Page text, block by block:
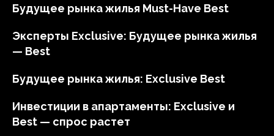
Будущее рынка жилья Must-Have Best
Эксперты Exclusive: Будущее рынка жилья
— Best
Будущее рынка жилья: Exclusive Best
Инвестиции в апартаменты: Exclusive и
Best — спрос растет